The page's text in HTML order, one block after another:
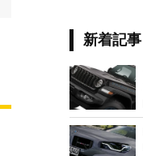
新着記事